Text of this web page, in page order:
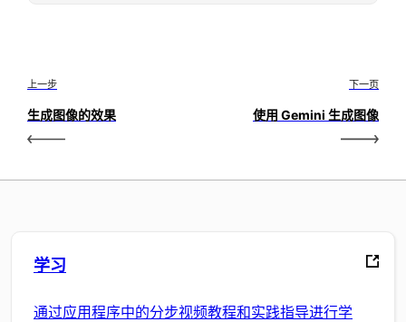
上一步
生成图像的效果
下一页
使用 Gemini 生成图像
学习
通过应用程序中的分步视频教程和实践指导进行学